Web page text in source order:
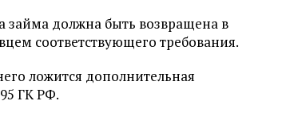
займа должна быть возвращена в
соответствующего требования.
ложится дополнительная
ГК РФ.